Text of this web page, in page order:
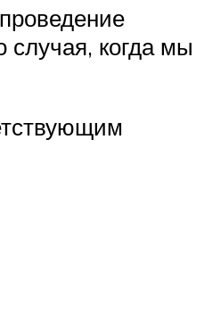
случая, когда мы